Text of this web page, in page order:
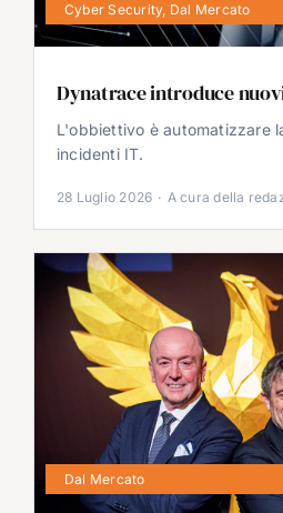
Cyber Security, Dal Mercato
Dynatrace introduce
L'obbiettivo è automatizzare
incidenti IT.
28 Luglio 2026 · A cura della
Dal Mercato